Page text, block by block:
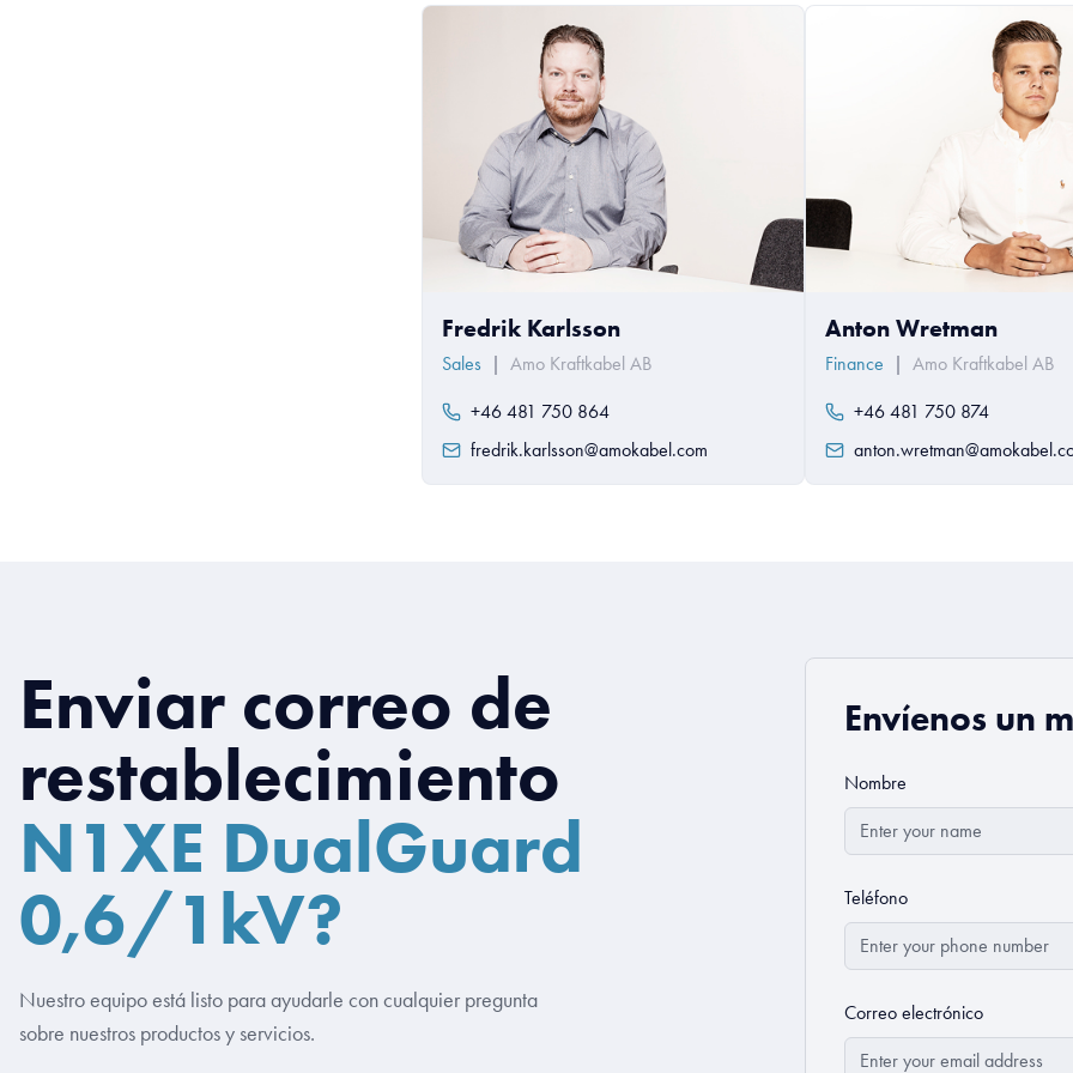
Fredrik Karlsson
Sales | Amo Kraftkabel AB
+46 481 750 864
fredrik.karlsson@amokabel.com
Anton Wretman
Finance | Amo Kraftkabel AB
+46 481 750 874
Enviar correo de
restablecimiento
N1XE DualGuard
0,6/1kV?
Nuestro equipo está listo para ayudarle con cualquier pregunta
sobre nuestros productos y servicios.
Envíenos un
Nombre
Teléfono
Correo electrónico